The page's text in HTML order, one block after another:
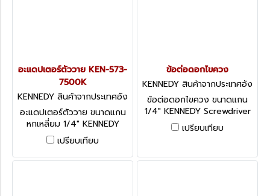
อะแดปเตอร์ตัววาย KEN-573-
7500K
KENNEDY สินค้าจากประเทศอัง
กฤษ KEN-573-7500K
อะแดปเตอร์ตัววาย ขนาดแกน
หกเหลี่ยม 1/4" KENNEDY
Screwdriver Bits: 1/4"
Hexagon Drive Cup Hook
Driver Bit
เปรียบเทียบ
ข้อต่อดอกไขควง
KENNEDY สินค้าจากประเทศอัง
กฤษ-2
ข้อต่อดอกไขควง ขนาดแกน
1/4" KENNEDY Screwdriver
Bits: 1/4" Desoutter Shank
Adaptors - Socket Adaptor
เปรียบเทียบ